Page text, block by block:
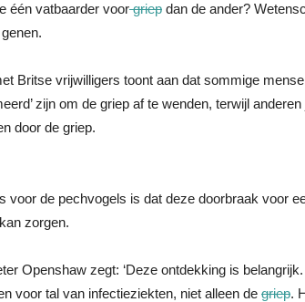
één vatbaarder voorgriep dan de ander?
Britse vrijwilligers toont aan dat sommige
zijn om de griep af te wenden, terwijl
door de griep.
voor de pechvogels is dat deze doorbraak voor
zorgen.
Openshaw zegt: ‘Deze ontdekking is
voor tal van infectieziekten, niet alleen de griep.